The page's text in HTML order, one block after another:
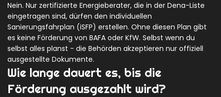
Nein. Nur zertifizierte Energieberater, die in der Dena-Liste
eingetragen sind, dürfen den individuellen
Sanierungsfahrplan (iSFP) erstellen. Ohne diesen Plan gibt
es keine Förderung von BAFA oder KfW. Selbst wenn du
selbst alles planst - die Behörden akzeptieren nur offiziell
ausgestellte Dokumente.
Wie lange dauert es, bis die
Förderung ausgezahlt wird?